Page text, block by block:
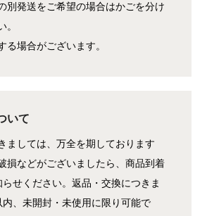
別発送をご希望の場合はかごを分け
。
る場合がございます。
いて
ましては、万全を期しております
損などがございましたら、商品到着
せください。返品・交換につきま
内、未開封・未使用に限り可能で